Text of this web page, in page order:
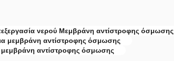
νερού Μεμβράνη αντίστροφης όσμωσης
μεμβράνη αντίστροφης όσμωσης
μεμβράνη αντίστροφης όσμωσης